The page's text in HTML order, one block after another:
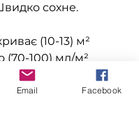
сохне.
(10-13) м²
(70-100) мл/м²
покриття.
Email Facebook